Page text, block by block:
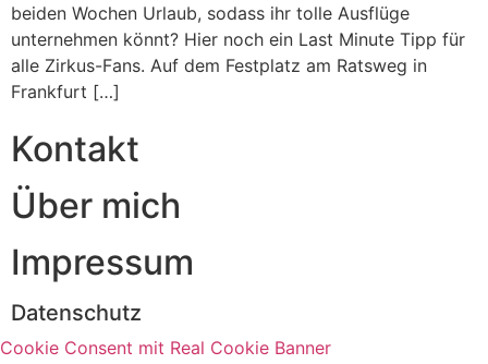
beiden Wochen Urlaub, sodass ihr tolle Ausflüge
unternehmen könnt? Hier noch ein Last Minute Tipp für
alle Zirkus-Fans. Auf dem Festplatz am Ratsweg in
Frankfurt […]
Kontakt
Über mich
Impressum
Datenschutz
Cookie Consent mit Real Cookie Banner